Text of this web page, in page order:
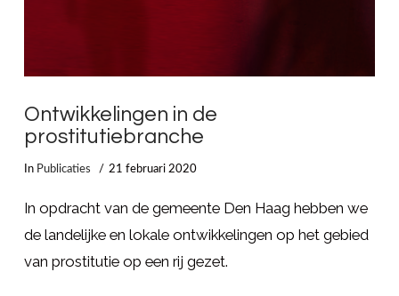
Ontwikkelingen in de
prostitutiebranche
In Publicaties 21 februari 2020
In opdracht van de gemeente Den Haag hebben we
de landelijke en lokale ontwikkelingen op het gebied
van prostitutie op een rij gezet.